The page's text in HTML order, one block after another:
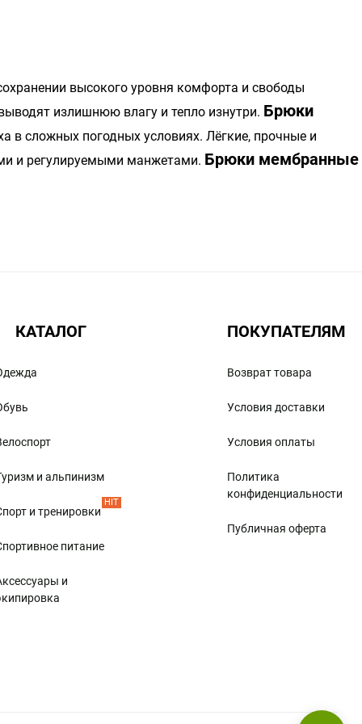
высокого уровня комфорта и свободы
излишнюю влагу и тепло изнутри. Брюки
в сложных погодных условиях. Лёгкие, прочные и
и регулируемыми манжетами. Брюки мембранные
КАТАЛОГ
и альпинизм
и тренировки
HIT
питание
и
ПОКУПАТЕЛЯМ
Возврат товара
Условия доставки
Условия оплаты
Политика
конфиденциальности
Публичная оферта